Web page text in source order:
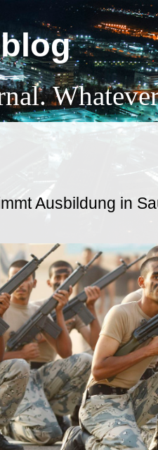
Ausbildung in